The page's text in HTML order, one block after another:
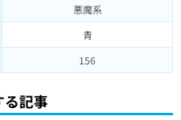
悪魔系
青
156
る記事